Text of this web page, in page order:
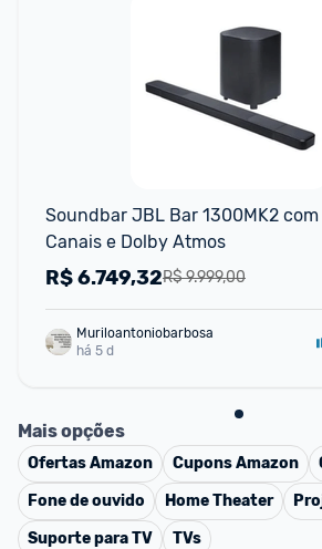
Soundbar JBL Bar 1300MK2 com
Canais e Dolby Atmos
R$ 9.999,00
R$6.749,32
Muriloantoniobarbosa
há 5 d
Mais opções
OfertasAmazon CuponsAmazon
Fone de ouvido
Home Theater
Suporte para TV
TVs